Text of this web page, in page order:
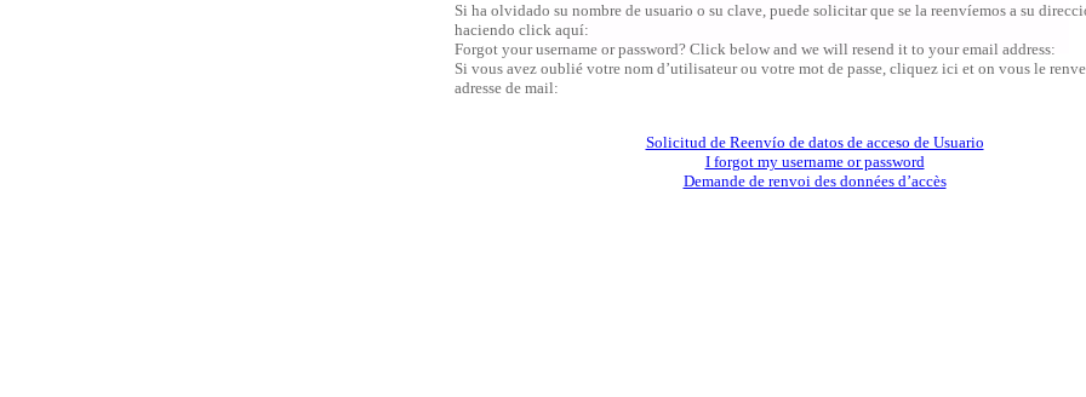
Si ha olvidado su nombre de usuario o su clave, puede solicitar que se la reenvíemos a su
haciendo click aquí:
Forgot your username or password? Click below and we will resend it to your email address:
Si vous avez oublié votre nom d’utilisateur ou votre mot de passe, cliquez ici et on vous le
adresse de mail:
Solicitud de Reenvío de datos de acceso de Usuario
I forgot my username or password
Demande de renvoi des données d’accès